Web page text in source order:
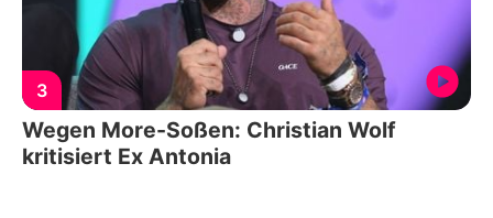
3
Wegen More-Soßen: Christian Wolf
kritisiert Ex Antonia